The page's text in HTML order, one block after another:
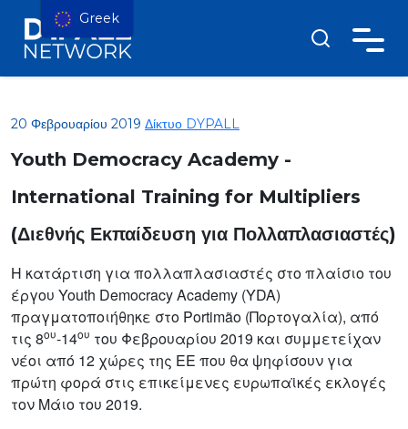
20 Φεβρουαρίου 2019 Δίκτυο DYPALL
Youth Democracy Academy -
International Training for Multipliers
(Διεθνής Εκπαίδευση για Πολλαπλασιαστές)
Η κατάρτιση για πολλαπλασιαστές στο πλαίσιο του
έργου Youth Democracy Academy (YDA)
πραγματοποιήθηκε στο Portimão (Πορτογαλία), από
τις 8ου-14ου του Φεβρουαρίου 2019 και συμμετείχαν
νέοι από 12 χώρες της ΕΕ που θα ψηφίσουν για
πρώτη φορά στις επικείμενες ευρωπαϊκές εκλογές
τον Μάιο του 2019.
Greek